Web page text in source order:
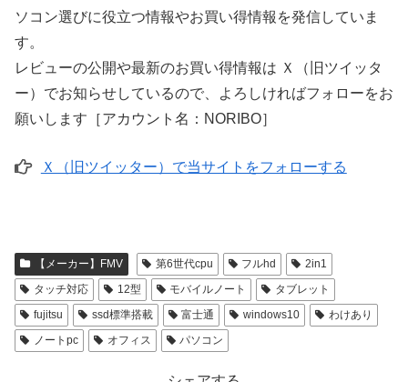
ソコン選びに役立つ情報やお買い得情報を発信していま
す。
レビューの公開や最新のお買い得情報は Ｘ（旧ツイッタ
ー）でお知らせしているので、よろしければフォローをお
願いします［アカウント名：NORIBO］
Ｘ（旧ツイッター）で当サイトをフォローする
【メーカー】FMV 第6世代cpu フルhd
2in1
タッチ対応
12型 モバイルノート
タブレット
fujitsu
ssd標準搭載 富士通 windows10
わけあり
ノートpc
オフィス パソコン